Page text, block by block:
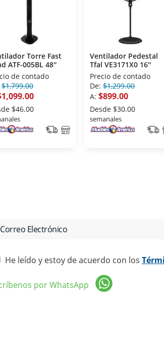
Torre Fast
ATF-005BL 48''
de contado
$1,799.00
$46.00
Ventilador Pedestal
Tfal VE3171X0 16''
Precio de contado
De: $1,299.00
A: $899.00
Desde $30.00
semanales
He leído y estoy de acuerdo con los
por WhatsApp